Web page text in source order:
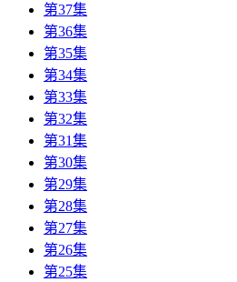
第37集
第36集
第35集
第34集
第33集
第32集
第31集
第30集
第29集
第28集
第27集
第26集
第25集